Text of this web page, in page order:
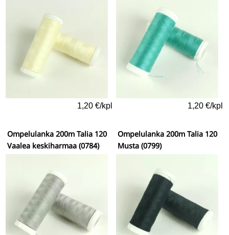
1,20 €/kpl 1,20 €/kpl
Ompelulanka 200m Talia 120
Vaalea keskiharmaa (0784)
Ompelulanka 200m Talia 120
Musta (0799)